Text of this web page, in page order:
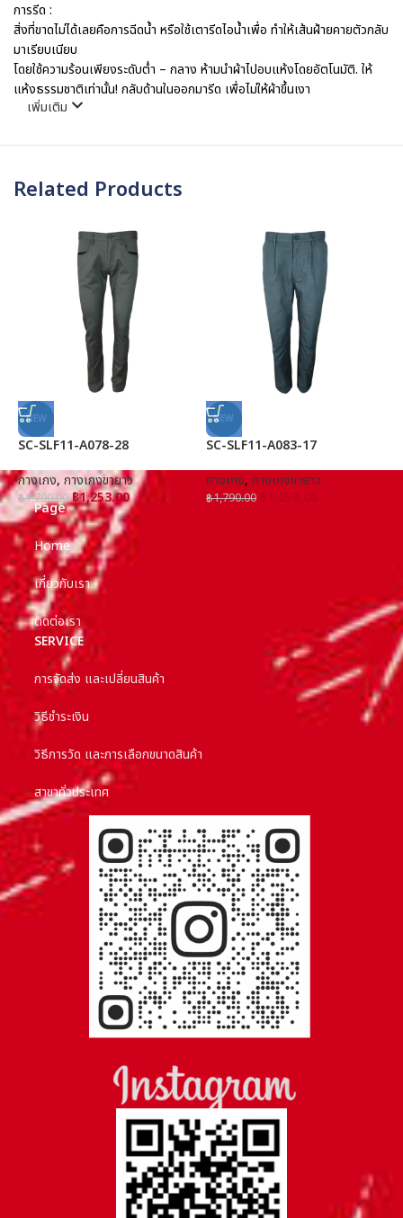
การรีด :
สิ่งที่ขาดไม่ได้เลยคือการฉีดน้ำ หรือใช้เตารีดไอน้ำเพื่อ ทำให้เส้นฝ้ายคายตัวกลับ
มาเรียบเนียบ
โดยใช้ความร้อนเพียงระดับต่ำ – กลาง ห้ามนำผ้าไปอบแห้งโดยอัตโนมัติ. ให้
แห้งธรรมชาติเท่านั้น! กลับด้านในออกมารีด เพื่อไม่ให้ผ้าขึ้นเงา
เพิ่มเติม
Related Products
NEW
SC-SLF11-A078-28
กางเกง, กางเกงขายาว
฿1,790.00 ฿1,253.00
NEW
SC-SLF11-A083-17
กางเกง, กางเกงขายาว
฿1,790.00
Page
Home
เกี่ยวกับเรา
ติดต่อเรา
SERVICE
การจัดส่ง และเปลี่ยนสินค้า
วิธีชำระเงิน
วิธีการวัด และการเลือกขนาดสินค้า
สาขาทั่วประเทศ
FOLLOW US